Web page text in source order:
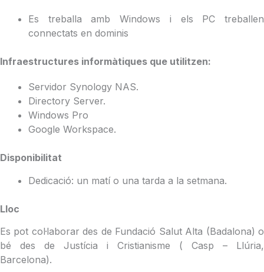
Es treballa amb Windows i els PC treballen
connectats en dominis
Infraestructures informàtiques que utilitzen:
Servidor Synology NAS.
Directory Server.
Windows Pro
Google Workspace.
Disponibilitat
Dedicació: un matí o una tarda a la setmana.
Lloc
Es pot col·laborar des de Fundació Salut Alta (Badalona) o
bé des de Justícia i Cristianisme ( Casp – Llúria,
Barcelona).